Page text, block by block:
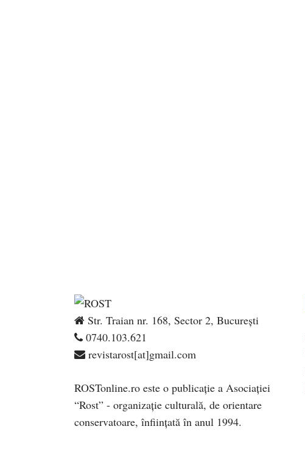
Str. Traian nr. 168, Sector 2, București
0740.103.621
revistarost[at]gmail.com
ROSTonline.ro este o publicaţie a Asociaţiei
“Rost” - organizaţie culturală, de orientare
conservatoare, înfiinţată în anul 1994.